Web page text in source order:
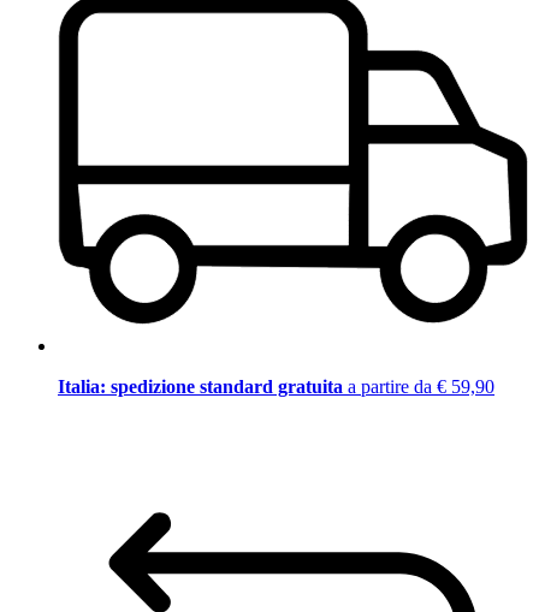
Italia: spedizione standard gratuita a partire da € 59,90